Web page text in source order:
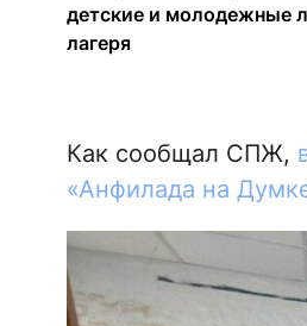
детские и молодежные
лагеря
Как сообщал СПЖ,
«Анфилада на